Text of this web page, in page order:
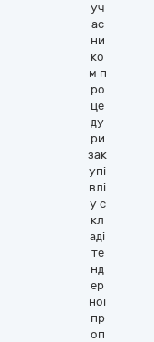
уч
ас
ни
ко
м п
ро
це
ду
ри
зак
упі
влі
у с
кл
аді
те
нд
ер
ної
пр
оп